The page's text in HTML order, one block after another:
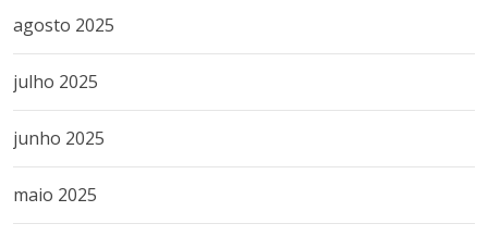
agosto 2025
julho 2025
junho 2025
maio 2025